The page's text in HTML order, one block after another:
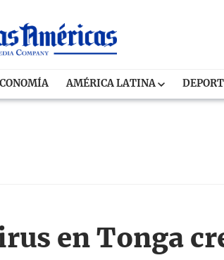
AMÉRICA LATINA
en Tonga